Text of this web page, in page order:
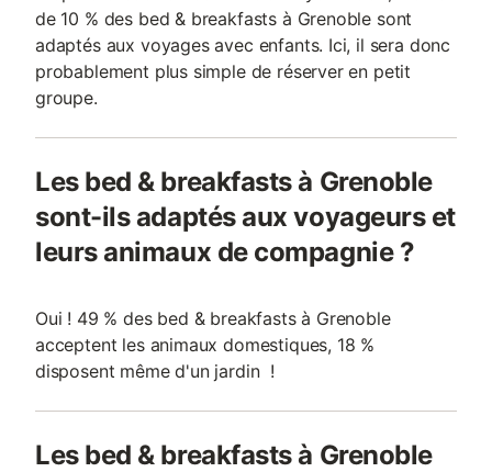
de 10 % des bed & breakfasts à Grenoble sont
adaptés aux voyages avec enfants. Ici, il sera donc
probablement plus simple de réserver en petit
groupe.
Les bed & breakfasts à Grenoble
sont-ils adaptés aux voyageurs et
leurs animaux de compagnie ?
Oui ! 49 % des bed & breakfasts à Grenoble
acceptent les animaux domestiques, 18 %
disposent même d'un jardin !
Les bed & breakfasts à Grenoble